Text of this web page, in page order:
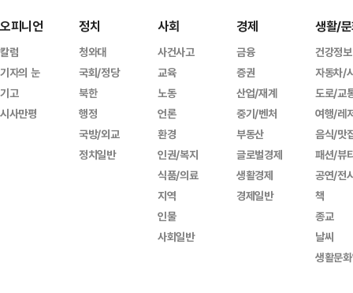
오피니언
칼럼
기자의 눈
기고
시사만평
정치
청와대
국회/정당
북한
행정
국방/외교
정치일반
사회
사건사고
교육
노동
언론
환경
인권/복지
식품/의료
지역
인물
사회일반
경제
금융
증권
산업/재계
중기/벤처
부동산
글로벌경제
생활경제
경제일반
생활/
건강정보
자동차/
도로/교
여행/레
음식/맛
패션/뷰
공연/전
책
종교
날씨
생활문